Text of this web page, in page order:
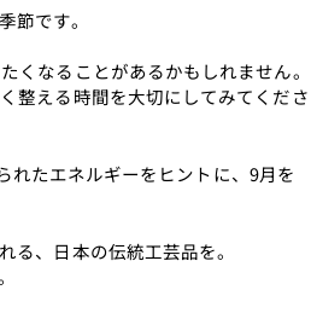
節です。
くなることがあるかもしれません。
整える時間を大切にしてみてくださ
れたエネルギーをヒントに、9月を
る、日本の伝統工芸品を。